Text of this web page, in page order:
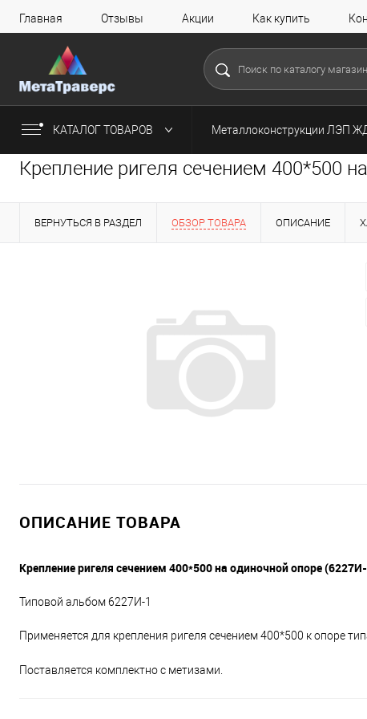
Главная Отзывы Акции Как купить
КАТАЛОГ ТОВАРОВ Металлоконструкции ЛЭП
Крепление ригеля сечением 400*500
ВЕРНУТЬСЯ В РАЗДЕЛ ОБЗОР ТОВАРА ОПИСАНИЕ
ОПИСАНИЕ ТОВАРА
Крепление ригеля сечением 400*500 на одиночной опоре
Типовой альбом 6227И-1
Применяется для крепления ригеля сечением 400*500 к опоре
Поставляется комплектно с метизами.